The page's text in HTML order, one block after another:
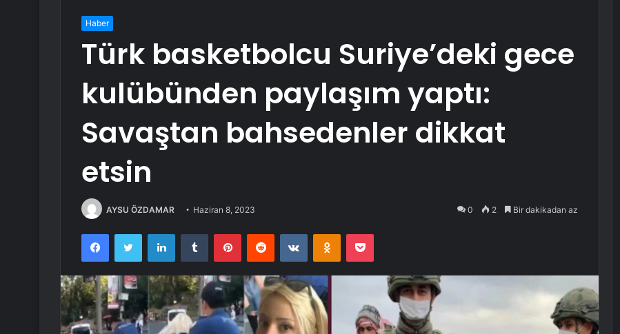
Haber
Türk basketbolcu Suriye’deki gece
kulübünden paylaşım yaptı:
Savaştan bahsedenler dikkat
etsin
AYSU ÖZDAMAR Haziran 8, 2023 0 2 Bir dakikadan az
FacebookTwitter LinkedInTumblr PinterestReddit VKontakteOdnoklassniki
Pocket